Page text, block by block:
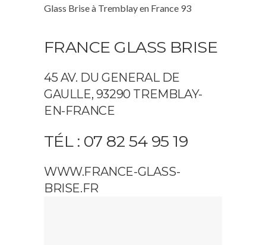
Glass Brise à Tremblay en France 93
FRANCE GLASS BRISE
45 AV. DU GENERAL DE
GAULLE, 93290 TREMBLAY-
EN-FRANCE
TÉL : 07 82 54 95 19
WWW.FRANCE-GLASS-
BRISE.FR